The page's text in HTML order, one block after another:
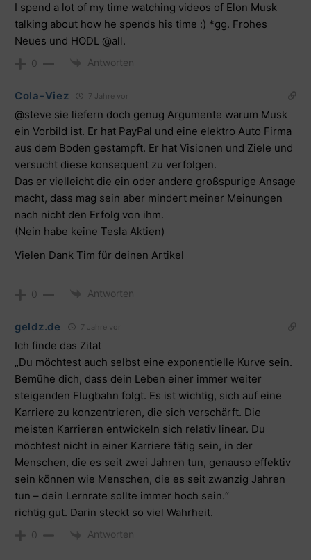
I spend a lot of my time watching videos of Elon Musk
talking about how he spends his time :) *gg. Frohes
Neues und HODL @all.
0 Antworten
Cola-Viez 7 Jahre vor
@steve sie liefern doch genug Argumente warum Musk
ein Vorbild ist. Er hat PayPal und eine elektro Auto Firma
aus dem Boden gestampft. Er hat Visionen und Ziele und
versucht diese konsequent zu verfolgen.
Das er vielleicht die ein oder andere großspurige Ansage
macht, dass mag sein aber mindert meiner Meinungen
nach nicht den Erfolg von ihm.
(Nein habe keine Tesla Aktien)
Vielen Dank Tim für deinen Artikel
0 Antworten
geldz.de 7 Jahre vor
Ich finde das Zitat
„Du möchtest auch selbst eine exponentielle Kurve sein.
Bemühe dich, dass dein Leben einer immer weiter
steigenden Flugbahn folgt. Es ist wichtig, sich auf eine
Karriere zu konzentrieren, die sich verschärft. Die
meisten Karrieren entwickeln sich relativ linear. Du
möchtest nicht in einer Karriere tätig sein, in der
Menschen, die es seit zwei Jahren tun, genauso effektiv
sein können wie Menschen, die es seit zwanzig Jahren
tun – dein Lernrate sollte immer hoch sein.“
richtig gut. Darin steckt so viel Wahrheit.
0 Antworten